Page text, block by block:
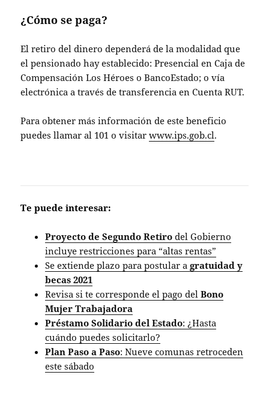
¿Cómo se paga?
El retiro del dinero dependerá de la modalidad que
el pensionado hay establecido: Presencial en Caja de
Compensación Los Héroes o BancoEstado; o vía
electrónica a través de transferencia en Cuenta RUT.
Para obtener más información de este beneficio
puedes llamar al 101 o visitarwww.ips.gob.cl.
Te puede interesar:
Proyecto de Segundo Retiro del Gobierno
incluye restricciones para “altas rentas”
Se extiende plazo para postular agratuidad y
becas 2021
Revisa si te corresponde el pago delBono
Mujer Trabajadora
Préstamo Solidario del Estado: ¿Hasta
cuándo puedes solicitarlo?
Plan Paso a Paso: Nueve comunas retroceden
este sábado